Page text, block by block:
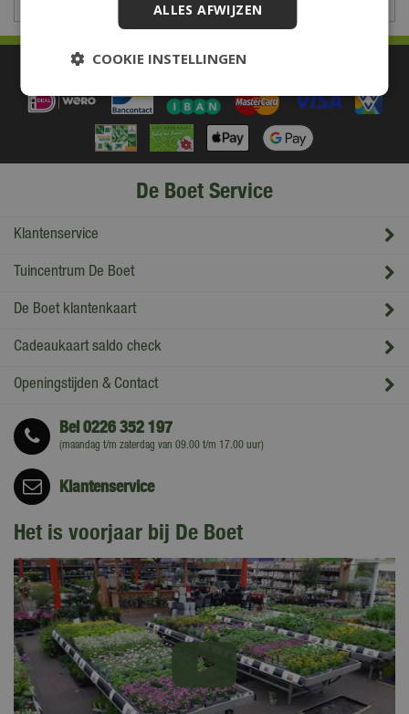
Betaal makkelijk en veilig
De Boet Service
Klantenservice
Tuincentrum De Boet
De Boet klantenkaart
Cadeaukaart saldo check
Openingstijden & Contact
Bel0226 352 197
(maandag t/m zaterdag van 09.00 t/m 17.00 uur)
Klantenservice
Het is voorjaar bij De Boet
ALLES AFWIJZEN
COOKIE INSTELLINGEN